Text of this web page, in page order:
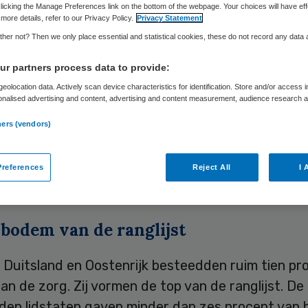
Skipr Redactie 21 september 2009,09:58 28 keer gelezen
aan gezondheidszorg in Nederland ligt iets
van alle landen van de Europese Unie (EU).
in de zorg. Het gemiddelde ligt op negen
op Nieuws.
van de ranglijst
Duitsland en Oostenrijk besteedden ruim tien
de zorg. Zij vormen de top van de ranglijst. De
the Manage Preferences link on the bottom of the webpage. Your choices will have
details, refer to our Privacy Policy.
Privacy Statement
not? Then we only place essential and statistical cookies, these do not record any data
partners process data to provide:
data. Actively scan device characteristics for identification. Store and/or access
advertising and content, advertising and content measurement, audience research
(vendors)
Reject All I